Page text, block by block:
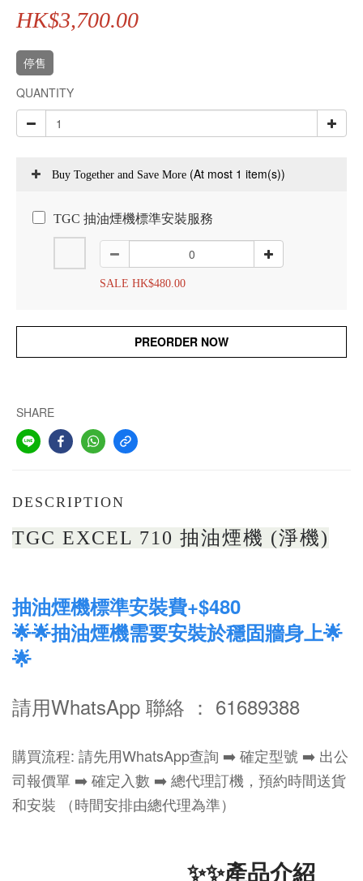
HK$3,700.00
停售
QUANTITY
Buy Together and Save More (At most 1 item(s))
TGC 抽油煙機標準安裝服務
SALE HK$480.00
PREORDER NOW
SHARE
DESCRIPTION
TGC EXCEL 710 抽油煙機 (淨機)
抽油煙機標準安裝費+$480
🌟🌟抽油煙機需要安裝於穩固牆身上🌟
🌟
請用WhatsApp 聯絡 ： 61689388
購買流程: 請先用WhatsApp查詢 ➡️ 確定型號 ➡️ 出公
司報價單 ➡️ 確定入數 ➡️ 總代理訂機，預約時間送貨
和安裝 （時間安排由總代理為準）
✨✨產品介紹